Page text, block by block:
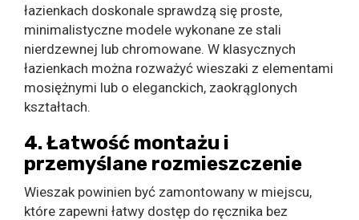
łazienkach doskonale sprawdzą się proste,
minimalistyczne modele wykonane ze stali
nierdzewnej lub chromowane. W klasycznych
łazienkach można rozważyć wieszaki z elementami
mosiężnymi lub o eleganckich, zaokrąglonych
kształtach.
4. Łatwość montażu i
przemyślane rozmieszczenie
Wieszak powinien być zamontowany w miejscu,
które zapewni łatwy dostęp do ręcznika bez